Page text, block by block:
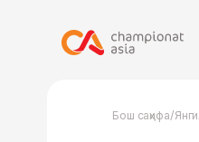
Бош саҳифа/